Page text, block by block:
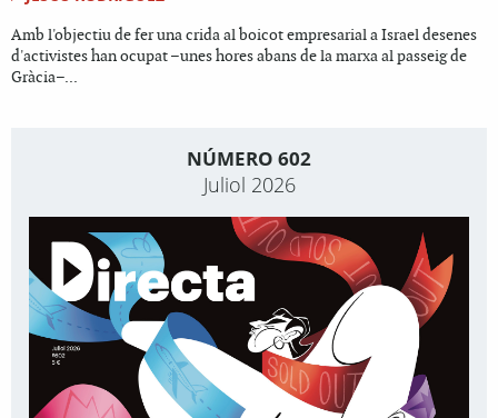
Amb l'objectiu de fer una crida al boicot empresarial a Israel desenes
d'activistes han ocupat –unes hores abans de la marxa al passeig de
Gràcia–...
NÚMERO 602
Juliol 2026